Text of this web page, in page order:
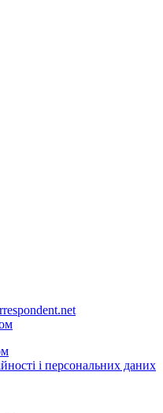
і персональних даних